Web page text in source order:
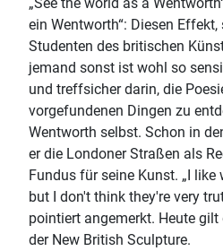
ein Wentworth“: Diesen
Studenten des britischen
jemand sonst ist wohl so
und treffsicher darin, die
vorgefundenen Dingen zu
Wentworth selbst. Schon in
er die Londoner Straßen als
Fundus für seine Kunst. „I like
but I don't think they're very
pointiert angemerkt. Heute
der New British Sculpture.